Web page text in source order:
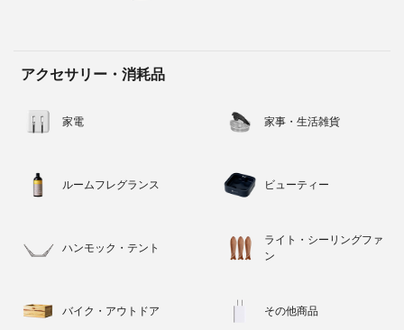
アクセサリー・消耗品
家電 家事・生活雑貨
ルームフレグランス ビューティー
ハンモック・テント
ライト・シーリングファ
ン
バイク・アウトドア その他商品